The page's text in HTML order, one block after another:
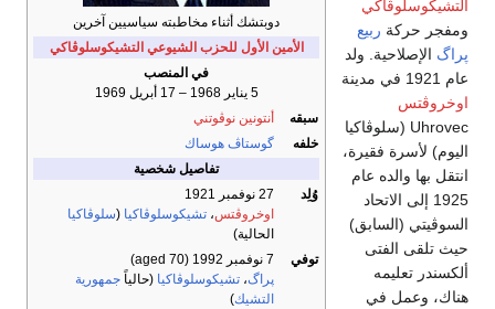
دوبتشك أثناء مخاطبته سياسيين آخرين
الأمين الأول للحزب الشيوعي التشيكوسلوڤاكي
في المنصب
5 يناير 1968 – 17 أبريل 1969
سبقه
أنتونين نوڤوتني
خلفه
گوستاڤ هوساك
تفاصيل شخصية
وُلِد
27 نوفمبر 1921
اوخروڤتس، تشيكوسلوڤاكيا (سلوڤاكيا
الحالية)
توفي
7 نوفمبر 1992
(aged 70)
پراگ، تشيكوسلوڤاكيا (حالياً جمهورية
التشيك)
التشيكوسلوڤاكي
ومفجر حركة ربيع
پراگ الإصلاحية. ولد
عام 1921 في مدينة
اوخروڤتس
Uhrovec (سلوڤاكيا
اليوم) لأسرة فقيرة،
انتقل بها والده عام
1925 إلى الاتحاد
السوڤيتي (السابق)
حيث تلقى الفتى
ألكسندر تعليمه
هناك، وعمل في